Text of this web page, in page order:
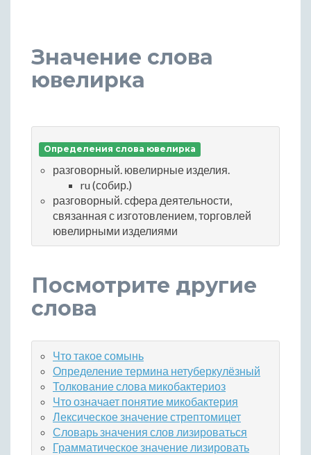
Значение слова
ювелирка
Определения слова ювелирка
разговорный. ювелирные изделия.
ru (собир.)
разговорный. сфера деятельности,
связанная с изготовлением, торговлей
ювелирными изделиями
Посмотрите другие
слова
Что такое сомынь
Определение термина нетуберкулёзный
Толкование слова микобактериоз
Что означает понятие микобактерия
Лексическое значение стрептомицет
Словарь значения слов лизироваться
Грамматическое значение лизировать